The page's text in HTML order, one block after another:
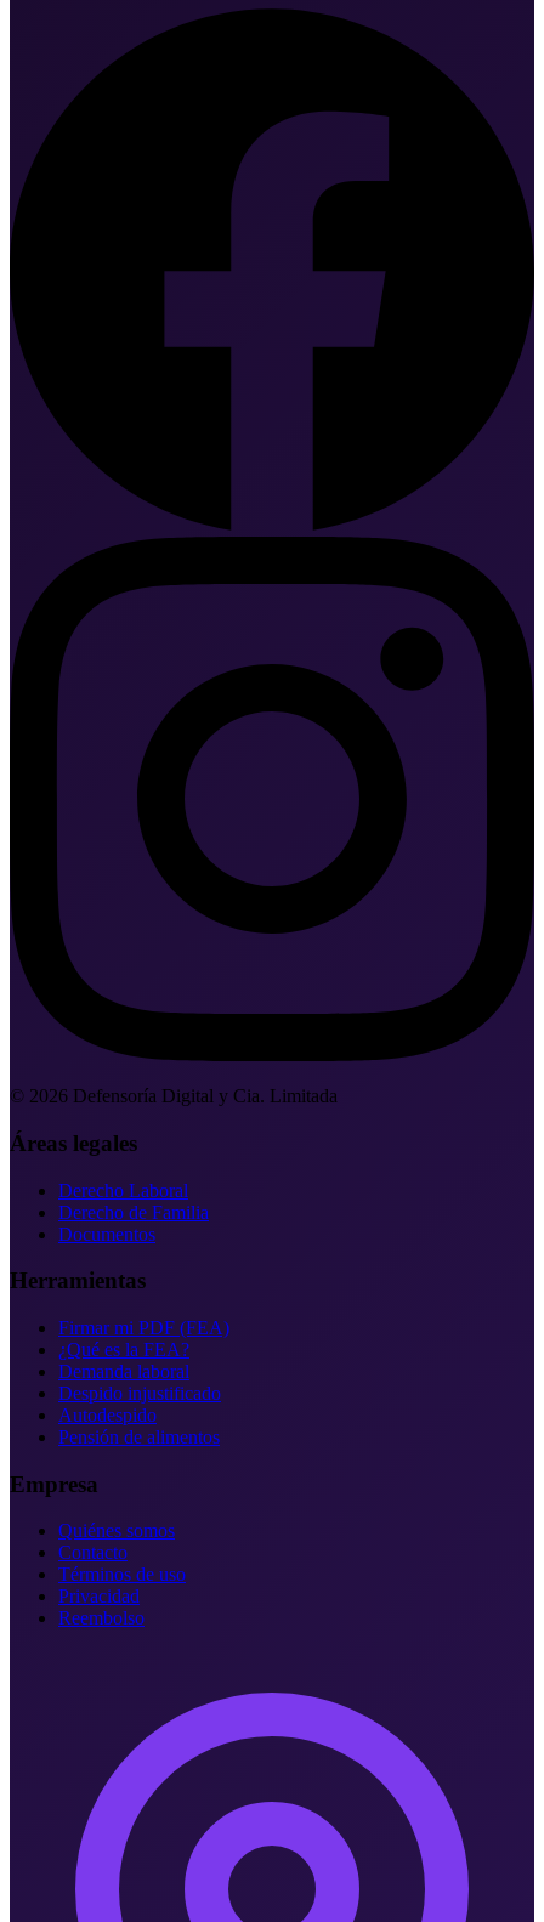
© 2026 Defensoría Digital y Cia. Limitada
Áreas legales
Derecho Laboral
Derecho de Familia
Documentos
Herramientas
Firmar mi PDF (FEA)
¿Qué es la FEA?
Demanda laboral
Despido injustificado
Autodespido
Pensión de alimentos
Empresa
Quiénes somos
Contacto
Términos de uso
Privacidad
Reembolso